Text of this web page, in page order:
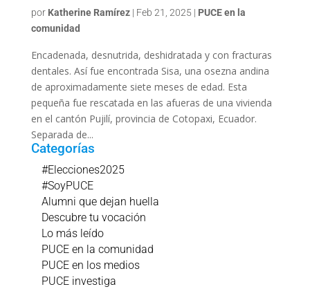
por Katherine Ramírez| Feb 21, 2025 | PUCE en la
comunidad
Encadenada, desnutrida, deshidratada y con fracturas
dentales. Así fue encontrada Sisa, una osezna andina
de aproximadamente siete meses de edad. Esta
pequeña fue rescatada en las afueras de una vivienda
en el cantón Pujilí, provincia de Cotopaxi, Ecuador.
Separada de...
Categorías
#Elecciones2025
#SoyPUCE
Alumni que dejan huella
Descubre tu vocación
Lo más leído
PUCE en la comunidad
PUCE en los medios
PUCE investiga